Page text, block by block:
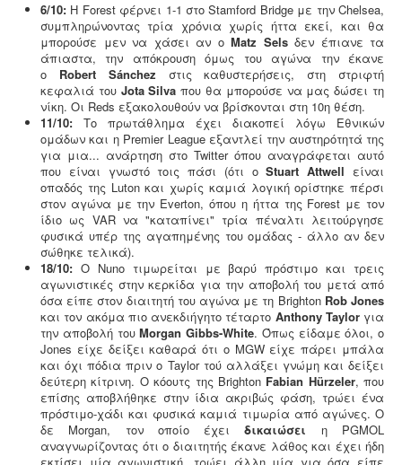
6/10: Η Forest φέρνει 1-1 στο Stamford Bridge με την Chelsea,
συμπληρώνοντας τρία χρόνια χωρίς ήττα εκεί, και θα
μπορούσε μεν να χάσει αν ο Matz Selsδεν έπιανε τα
άπιαστα, την απόκρουση όμως του αγώνα την έκανε
ο Robert Sánchez στις καθυστερήσεις, στη στριφτή
κεφαλιά του Jota Silva που θα μπορούσε να μας δώσει τη
νίκη. Οι Reds εξακολουθούν να βρίσκονται στη 10η θέση.
11/10: Το πρωτάθλημα έχει διακοπεί λόγω Εθνικών
ομάδων και η Premier League εξαντλεί την αυστηρότητά της
για μια... ανάρτηση στο Twitter όπου αναγράφεται αυτό
που είναι γνωστό τοις πάσι (ότι οStuart Attwell είναι
οπαδός της Luton και χωρίς καμιά λογική ορίστηκε πέρσι
στον αγώνα με την Everton, όπου η ήττα της Forest με τον
ίδιο ως VAR να "καταπίνει" τρία πέναλτι λειτούργησε
φυσικά υπέρ της αγαπημένης του ομάδας - άλλο αν δεν
σώθηκε τελικά).
18/10: Ο Nuno τιμωρείται με βαρύ πρόστιμο και τρεις
αγωνιστικές στην κερκίδα για την αποβολή του μετά από
όσα είπε στον διαιτητή του αγώνα με τη Brighton Rob Jones
και τον ακόμα πιο ανεκδιήγητο τέταρτο Anthony Taylorγια
την αποβολή τουMorgan Gibbs-White. Όπως είδαμε όλοι, ο
Jones είχε δείξει καθαρά ότι ο MGW είχε πάρει μπάλα
και όχι πόδια πριν ο Taylor τού αλλάξει γνώμη και δείξει
δεύτερη κίτρινη. Ο κόουτς της Brighton Fabian Hürzeler, που
επίσης αποβλήθηκε στην ίδια ακριβώς φάση, τρώει ένα
πρόστιμο-χάδι και φυσικά καμιά τιμωρία από αγώνες. Ο
δε Morgan, τον οποίο έχειδικαιώσει η PGMOL
αναγνωρίζοντας ότι ο διαιτητής έκανε λάθος και έχει ήδη